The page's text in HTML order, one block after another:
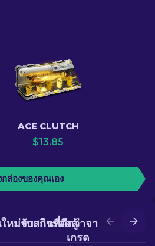
ACE CLUTCH
$13.85
กล่องของคุณเอง
รับสกินที่ดีกว่าจากการอัป
เกรด
หม่จากการต่อสู้